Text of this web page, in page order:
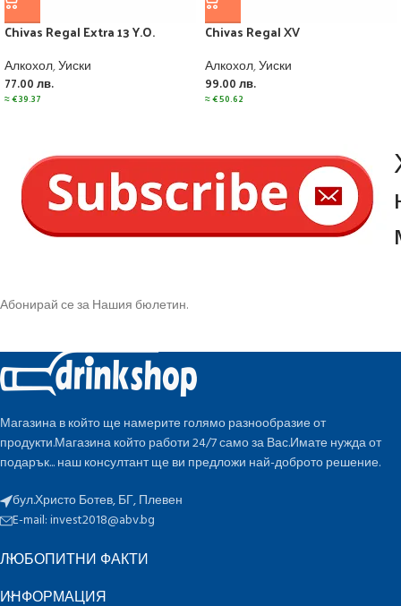
Chivas Regal Extra 13 Y.O.
Алкохол,Уиски
77.00 лв.
≈€39.37
Chivas Regal XV
Алкохол,Уиски
99.00 лв.
≈€50.62
Абонирай се за Нашия бюлетин.
Магазина в който ще намерите голямо разнообразие от
продукти.Магазина който работи 24/7 само за Вас.Имате нужда от
подарък... наш консултант ще ви предложи най-доброто решение.
бул.Христо Ботев, БГ, Плевен
E-mail:invest2018@abv.bg
ЛЮБОПИТНИ ФАКТИ
ИНФОРМАЦИЯ